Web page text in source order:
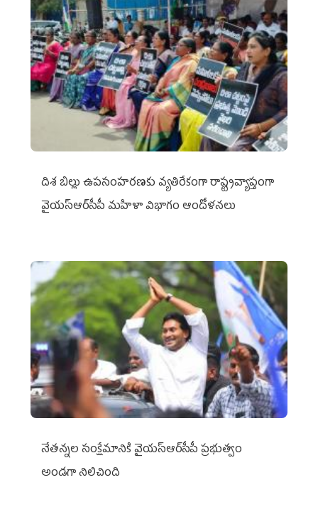
దిశ బిల్లు ఉపసంహరణకు వ్యతిరేకంగా రాష్ట్రవ్యాప్తంగా
వైయ‌స్ఆర్‌సీపీ మహిళా విభాగం ఆందోళనలు
నేతన్నల సంక్షేమానికి వైయ‌స్ఆర్‌సీపీ ప్రభుత్వం
అండగా నిలిచింది